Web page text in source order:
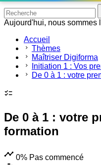
Aujourd'hui, nous sommes
Accueil
Thèmes
Maîtriser Digiforma
Initiation 1 : Vos
De 0 à 1 : votre
De 0 à 1 : votre
formation
0% Pas commencé